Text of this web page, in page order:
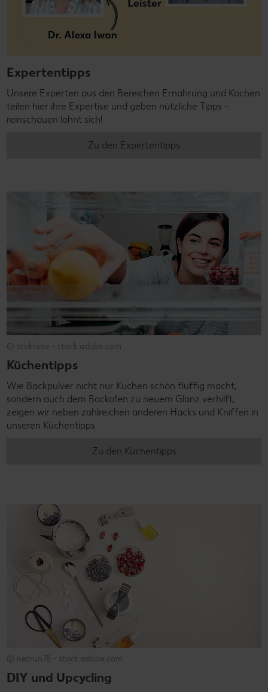
Expertentipps
Unsere Experten aus den Bereichen Ernährung und Kochen
teilen hier ihre Expertise und geben nützliche Tipps –
reinschauen lohnt sich!
Zu den Expertentipps
© stokkete - stock.adobe.com
Küchentipps
Wie Backpulver nicht nur Kuchen schön fluffig macht,
sondern auch dem Backofen zu neuem Glanz verhilft,
zeigen wir neben zahlreichen anderen Hacks und Kniffen in
unseren Küchentipps.
Zu den Küchentipps
© netrun78 - stock.adobe.com
DIY und Upcycling